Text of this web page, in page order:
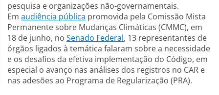
pesquisa e organizações não-governamentais.
Em audiência pública promovida pela Comissão Mista
Permanente sobre Mudanças Climáticas (CMMC), em
18 de junho, no Senado Federal, 13 representantes de
órgãos ligados à temática falaram sobre a necessidade
e os desafios da efetiva implementação do Código, em
especial o avanço nas análises dos registros no CAR e
nas adesões ao Programa de Regularização (PRA).